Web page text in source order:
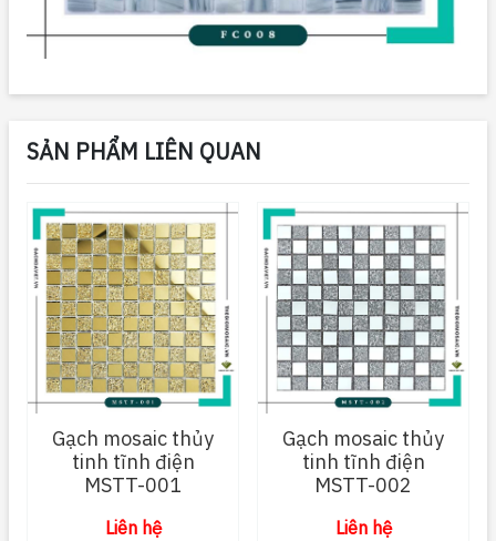
SẢN PHẨM LIÊN QUAN
Gạch mosaic thủy
tinh tĩnh điện
MSTT-001
Liên hệ
Gạch mosaic thủy
tinh tĩnh điện
MSTT-002
Liên hệ